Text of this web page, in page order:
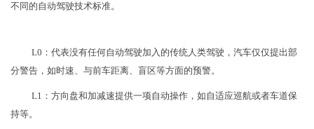
不同的自动驾驶技术标准。
​L0：代表没有任何自动驾驶加入的传统人类驾驶，汽车仅仅提出部
分警告，如时速、与前车距离、盲区等方面的预警。
L1：方向盘和加减速提供一项自动操作，如自适应巡航或者车道保
持等。